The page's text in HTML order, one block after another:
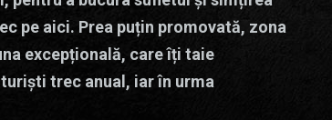
pe aici. Prea puțin promovată, zona
excepțională, care îți taie
trec anual, iar în urma